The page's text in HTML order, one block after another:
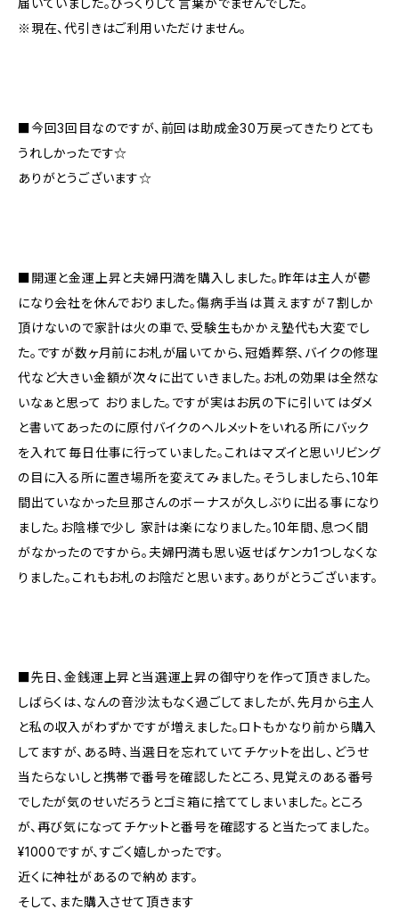
※現在、代引きはご利用いただけません。
■今回3回目なのですが、前回は助成金30万戻ってきたりとても
うれしかったです☆
ありがとうございます☆
■開運と金運上昇と夫婦円満を購入しました。昨年は主人が鬱
になり会社を休んでおりました。傷病手当は貰えますが７割しか
頂けないので家計は火の車で、受験生もかかえ塾代も大変でし
た。ですが数ヶ月前にお札が届いてから、冠婚葬祭、バイクの修理
代など大きい金額が次々に出ていきました。お札の効果は全然な
いなぁと思って おりました。ですが実はお尻の下に引いてはダメ
と書いてあったのに原付バイクのヘルメットをいれる所にバック
を入れて毎日仕事に行っていました。これはマズイと思いリビング
の目に入る所に置き場所を変えてみました。そうしましたら、10年
間出ていなかった旦那さんのボーナスが久しぶりに出る事になり
ました。お陰様で少し 家計は楽になりました。10年間、息つく間
がなかったのですから。夫婦円満も思い返せばケンカ1つしなくな
りました。これもお札のお陰だと思います。ありがとうございます。
■先日、金銭運上昇と当選運上昇の御守りを作って頂きました。
しばらくは、なんの音沙汰もなく過ごしてましたが、先月から主人
と私の収入がわずかですが増えました。ロトもかなり前から購入
してますが、ある時、当選日を忘れていてチケットを出し、どうせ
当たらないしと携帯で番号を確認したところ、見覚えのある番号
でしたが気のせいだろうとゴミ箱に捨ててしまいました。ところ
が、再び気になってチケットと番号を確認すると当たってました。
¥1000ですが、すごく嬉しかったです。
近くに神社があるので納めます。
そして、また購入させて頂きます